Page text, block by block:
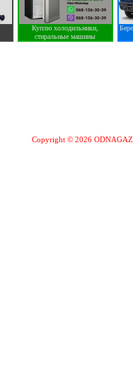
Куплю холодильники,
стиральные машины
Copyright © 2026